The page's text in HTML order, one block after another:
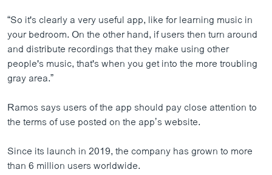
“So it's clearly a very useful app, like for learning music in
your bedroom. On the other hand, if users then turn around
and distribute recordings that they make using other
people's music, that's when you get into the more troubling
gray area.”
Ramos says users of the app should pay close attention to
the terms of use posted on the app’s website.
Since its launch in 2019, the company has grown to more
than 6 million users worldwide.